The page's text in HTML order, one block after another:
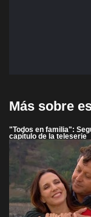
Más sobre
"Todos en familia":
capítulo de la teleserie